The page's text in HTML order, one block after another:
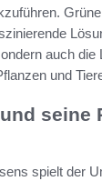
auch die
und
seine
spielt der